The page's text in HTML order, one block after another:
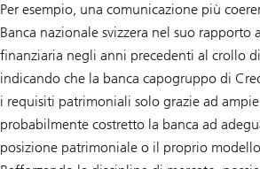
Per esempio, una comunicazione più
Banca nazionale svizzera nel suo rapporto
finanziaria negli anni precedenti al crollo
indicando che la banca capogruppo di
i requisiti patrimoniali solo grazie ad
probabilmente costretto la banca ad
posizione patrimoniale o il proprio